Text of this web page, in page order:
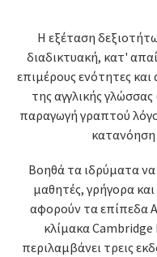
Η εξέταση
διαδικτυακή, κατ'
επιμέρους ενότητες και
της αγγλικής
παραγωγή γραπτού
Βοηθά τα ιδρύματα
μαθητές, γρήγορα
αφορούν τα επίπεδα
κλίμακα
περιλαμβάνει τρεις